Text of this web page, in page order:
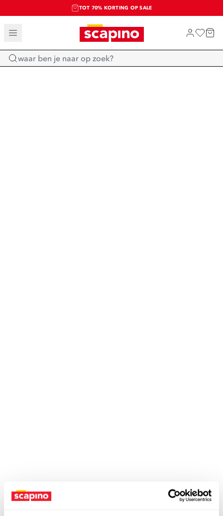
TOT 70% KORTING OP SALE
SALE: LAATSTE KANS!
SHOP NIEUW
Home